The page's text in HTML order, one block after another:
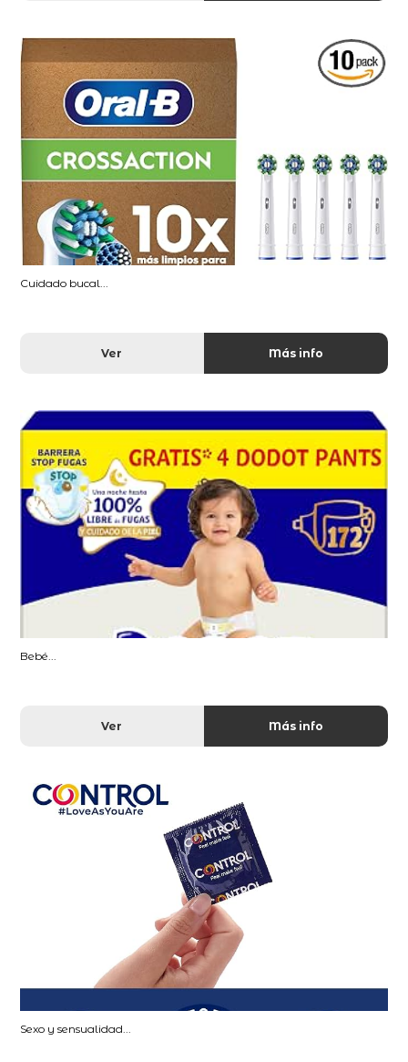
Cuidado bucal...
Ver Más info
Bebé...
Ver Más info
Sexo y sensualidad...